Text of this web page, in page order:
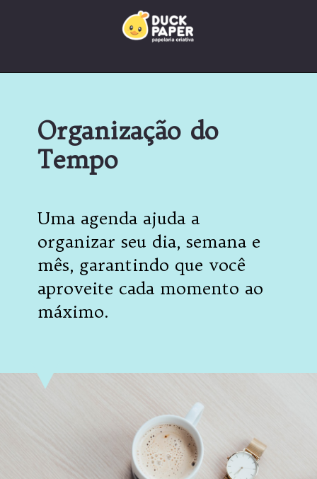
Uma agenda ajuda a
organizar seu dia, semana e
mês, garantindo que você
aproveite cada momento ao
máximo.
Organização do
Tempo